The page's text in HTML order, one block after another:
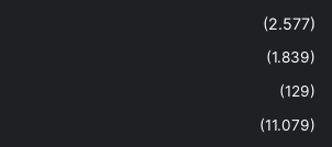
(2.577)
(1.839)
(129)
(11.079)